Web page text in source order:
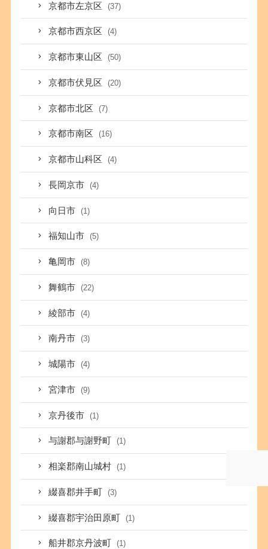
京都市左京区 (37)
京都市西京区 (4)
京都市東山区 (50)
京都市伏見区 (20)
京都市北区 (7)
京都市南区 (16)
京都市山科区 (4)
長岡京市 (4)
向日市 (1)
福知山市 (5)
亀岡市 (8)
舞鶴市 (22)
綾部市 (4)
南丹市 (3)
城陽市 (4)
宮津市 (9)
京丹後市 (1)
与謝郡与謝野町 (1)
相楽郡南山城村 (1)
綴喜郡井手町 (3)
綴喜郡宇治田原町 (1)
船井郡京丹波町 (1)